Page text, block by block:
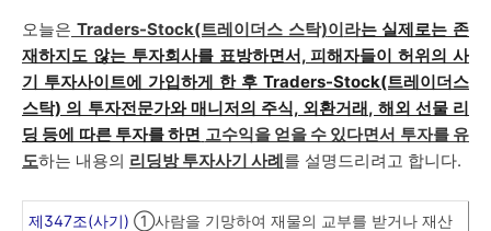
오늘은 Traders-Stock(트레이더스 스탁)이라는 실제로는 존
재하지도 않는 투자회사를 표방하면서, 피해자들이 허위의 사
기 투자사이트에 가입하게 한 후 Traders-Stock(트레이더스
스탁) 의 투자전문가와 매니저의 주식, 외환거래, 해외 선물 리
딩 등에 따른 투자를 하면 고수익을 얻을 수 있다면서 투자를 유
도하는 내용의 리딩방 투자사기 사례를 설명드리려고 합니다.
제347조(사기) ①사람을 기망하여 재물의 교부를 받거나 재산